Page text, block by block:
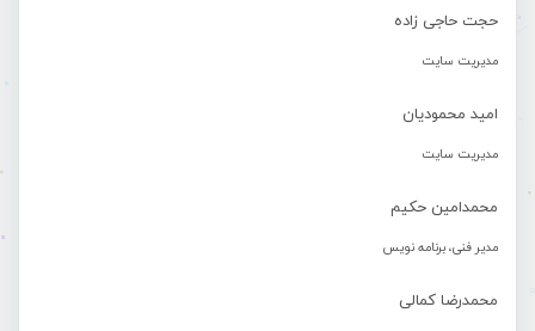
حجت حاجی زاده
مدیریت سایت
امید محمودیان
مدیریت سایت
محمدامین حکیم
مدیر فنی، برنامه نویس
محمدرضا کمالی